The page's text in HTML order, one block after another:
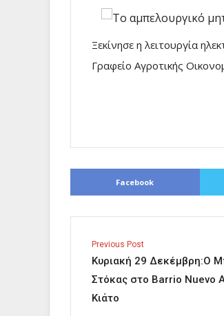
Ξεκίνησε η λειτουργία
Γραφείο Αγροτικής
Facebook
Previous Post
Κυριακή 29 Δεκέμβρη:Ο
Στόκας στο Barrio Nuevo
Κιάτο